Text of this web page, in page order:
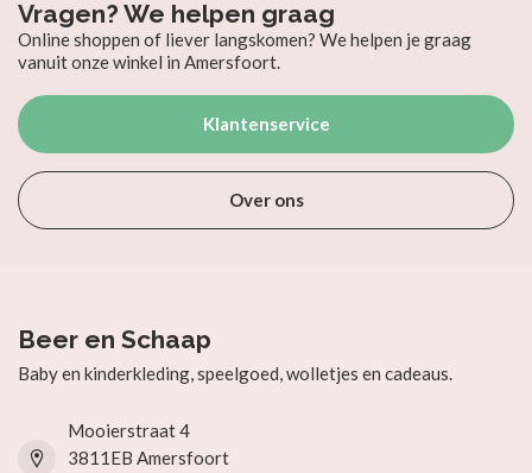
Vragen? We helpen graag
Online shoppen of liever langskomen? We helpen je graag
vanuit onze winkel in Amersfoort.
Klantenservice
Over ons
Beer en Schaap
Baby en kinderkleding, speelgoed, wolletjes en cadeaus.
Mooierstraat 4
3811EB Amersfoort